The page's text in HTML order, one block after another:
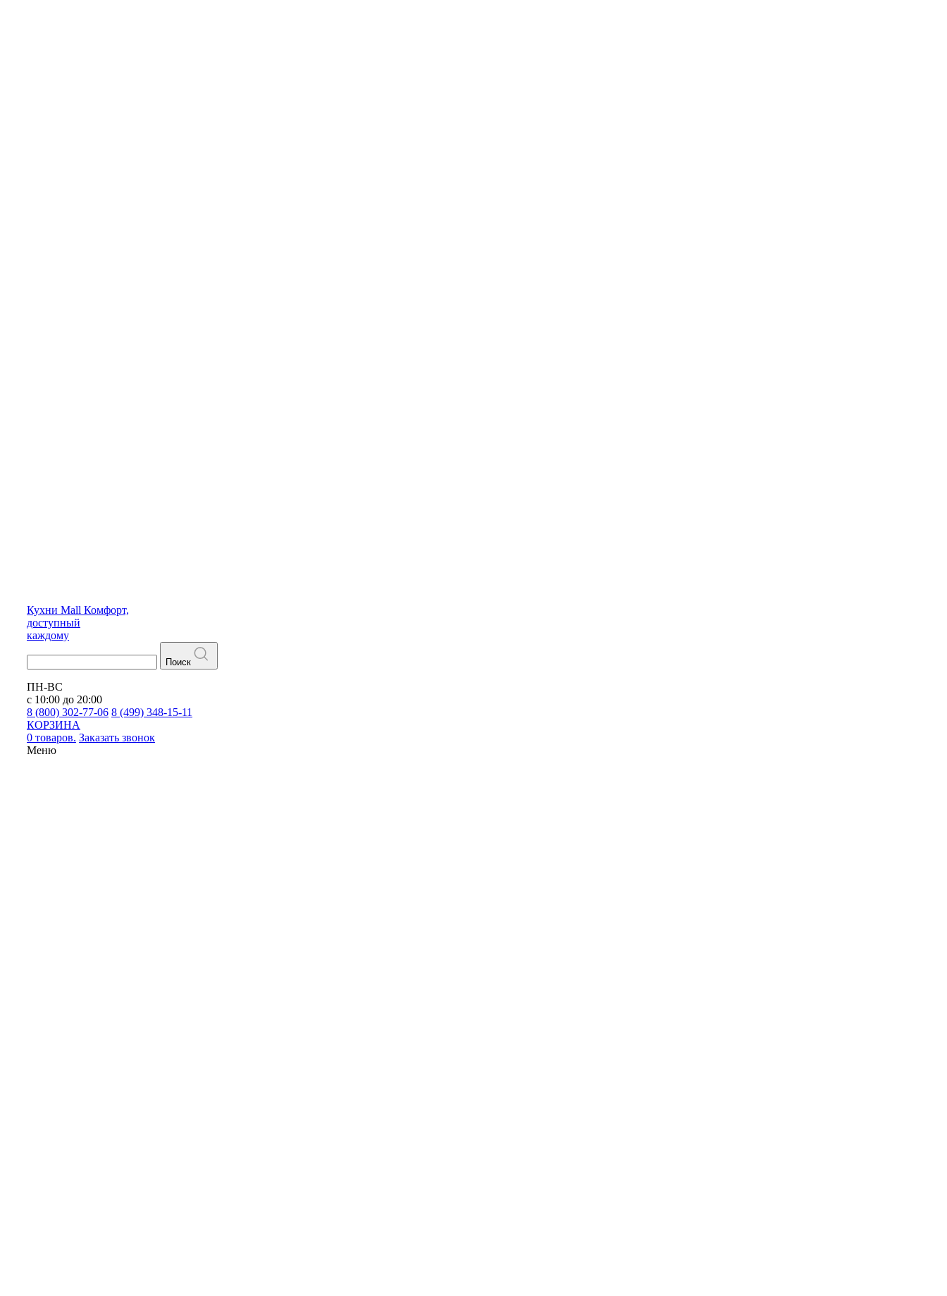
Кухни Mall Комфорт,
доступный
каждому
Поиск
ПН-ВС
с 10:00 до 20:00
8 (800) 302-77-06 8 (499) 348-15-11
КОРЗИНА
0 товаров. Заказать звонок
Меню